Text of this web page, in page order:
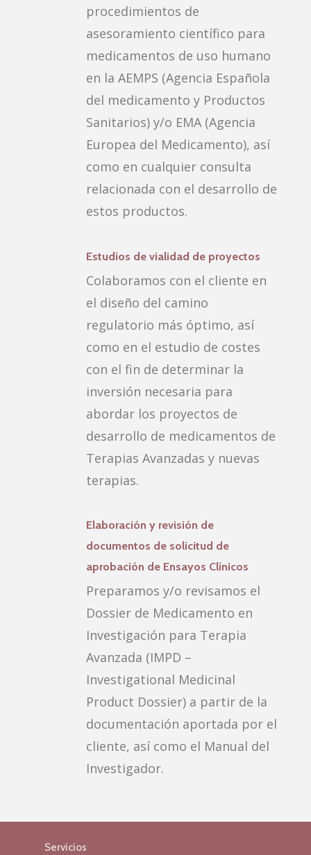
procedimientos de
asesoramiento científico para
medicamentos de uso humano
en la AEMPS (Agencia Española
del medicamento y Productos
Sanitarios) y/o EMA (Agencia
Europea del Medicamento), así
como en cualquier consulta
relacionada con el desarrollo de
estos productos.
Estudios de vialidad de proyectos
Colaboramos con el cliente en
el diseño del camino
regulatorio más óptimo, así
como en el estudio de costes
con el fin de determinar la
inversión necesaria para
abordar los proyectos de
desarrollo de medicamentos de
Terapias Avanzadas y nuevas
terapias.
Elaboración y revisión de
documentos de solicitud de
aprobación de Ensayos Clínicos
Preparamos y/o revisamos el
Dossier de Medicamento en
Investigación para Terapia
Avanzada (IMPD –
Investigational Medicinal
Product Dossier) a partir de la
documentación aportada por el
cliente, así como el Manual del
Investigador.
Servicios